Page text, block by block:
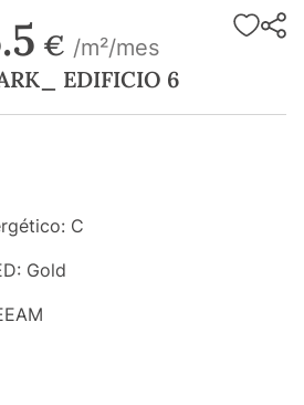
€ /m²/mes
EDIFICIO 6
C
Gold